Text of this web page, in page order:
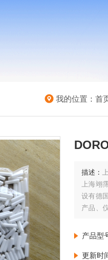
我的位置： 首
描述：
上海翊
设有德
产品、
每周至
产品型
更新时